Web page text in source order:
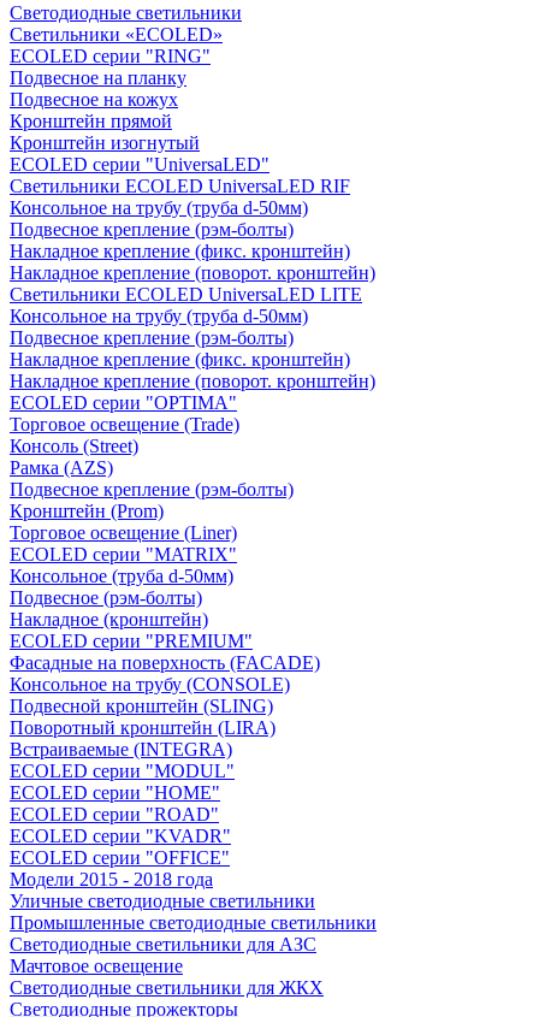
Светодиодные светильники
Светильники «ECOLED»
ECOLED серии "RING"
Подвесное на планку
Подвесное на кожух
Кронштейн прямой
Кронштейн изогнутый
ECOLED серии "UniversaLED"
Светильники ECOLED UniversaLED RIF
Консольное на трубу (труба d-50мм)
Подвесное крепление (рэм-болты)
Накладное крепление (фикс. кронштейн)
Накладное крепление (поворот. кронштейн)
Светильники ECOLED UniversaLED LITE
Консольное на трубу (труба d-50мм)
Подвесное крепление (рэм-болты)
Накладное крепление (фикс. кронштейн)
Накладное крепление (поворот. кронштейн)
ECOLED серии "OPTIMA"
Торговое освещение (Trade)
Консоль (Street)
Рамка (AZS)
Подвесное крепление (рэм-болты)
Кронштейн (Prom)
Торговое освещение (Liner)
ECOLED серии "MATRIX"
Консольное (труба d-50мм)
Подвесное (рэм-болты)
Накладное (кронштейн)
ECOLED серии "PREMIUM"
Фасадные на поверхность (FACADE)
Консольное на трубу (СONSOLЕ)
Подвесной кронштейн (SLING)
Поворотный кронштейн (LIRA)
Встраиваемые (INTEGRA)
ECOLED серии "MODUL"
ECOLED серии "HOME"
ECOLED серии "ROAD"
ECOLED серии "KVADR"
ECOLED серии "OFFICE"
Модели 2015 - 2018 года
Уличные светодиодные светильники
Промышленные светодиодные светильники
Светодиодные светильники для АЗС
Мачтовое освещение
Светодиодные светильники для ЖКХ
Светодиодные прожекторы